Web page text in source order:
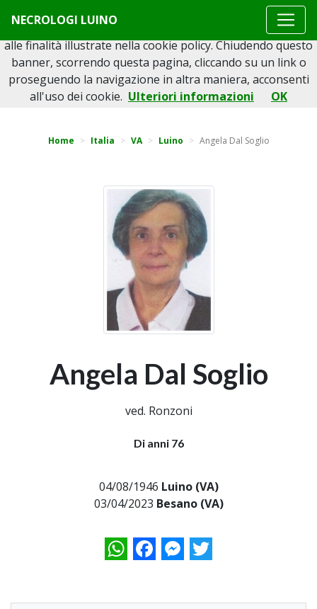
NECROLOGI LUINO
Torna indietro
Home Italia VA Luino Angela Dal Soglio
Angela Dal Soglio
ved. Ronzoni
Di anni 76
04/08/1946 Luino (VA)
03/04/2023 Besano (VA)
WhatsAppFacebookMessenger
Twitter
Questo sito o gli strumenti terzi da questo utilizzati si
avvalgono di cookie necessari al funzionamento ed utili
alle finalità illustrate nella cookie policy. Chiudendo questo
banner, scorrendo questa pagina, cliccando su un link o
proseguendo la navigazione in altra maniera, acconsenti
all'uso dei cookie. Ulteriori informazioni OK